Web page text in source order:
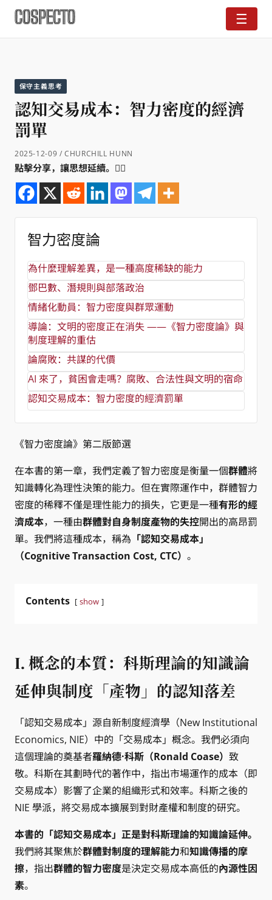
☰
保守主義思考
認知交易成本：智力密度的經濟
罰單
2025-12-09 / CHURCHILL HUNN
點擊分享，讓思想延續。👇🏼
智力密度論
為什麼理解差異，是一種高度稀缺的能力
鄧巴數、潛規則與部落政治
情緒化動員：智力密度與群眾運動
導論：文明的密度正在消失 ——《智力密度論》與
制度理解的重估
論腐敗：共謀的代價
AI 來了，貧困會走嗎？腐敗、合法性與文明的宿命
認知交易成本：智力密度的經濟罰單
《智力密度論》第二版節選
在本書的第一章，我們定義了智力密度是衡量一個群體將
知識轉化為理性決策的能力。但在實際運作中，群體智力
密度的稀釋不僅是理性能力的損失，它更是一種有形的經
濟成本，一種由群體對自身制度產物的失控開出的高昂罰
單。我們將這種成本，稱為 「認知交易成本」
（Cognitive Transaction Cost, CTC） 。
Contents show
I. 概念的本質：科斯理論的知識論
延伸與制度「產物」的認知落差
「認知交易成本」源自新制度經濟學（New Institutional
Economics, NIE）中的「交易成本」概念。我們必須向
這個理論的奠基者羅納德·科斯（Ronald Coase） 致
敬。科斯在其劃時代的著作中，指出市場運作的成本（即
交易成本）影響了企業的組織形式和效率。科斯之後的
NIE 學派，將交易成本擴展到對財產權和制度的研究。
本書的「認知交易成本」正是對科斯理論的知識論延伸。
我們將其聚焦於群體對制度的理解能力和知識傳播的摩
擦，指出群體的智力密度是決定交易成本高低的內源性因
素。